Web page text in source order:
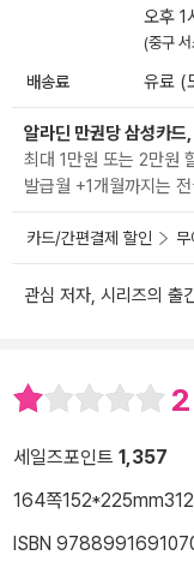
오후 1
(중구
배송료 유료 (
알라딘 만권당 삼성카
최대 1만원 또는 2만원
발급월 +1개월까지는
카드/간편결제 할인
관심 저자, 시리즈의 출
2
세일즈포인트 1,357
164쪽152*225mm
ISBN